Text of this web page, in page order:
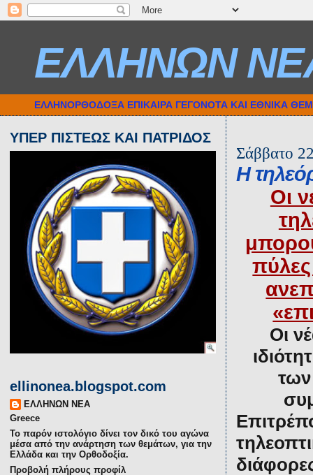
ΕΛΛΗΝΩΝ
ΕΛΛΗΝΟΡΘΟΔΟΞΑ ΕΠΙΚΑΙΡΑ ΓΕΓΟΝΟΤΑ ΚΑΙ ΕΘΝΙΚΑ
Σάββατο
Η
Οι
Οι
ΥΠΕΡ ΠΙΣΤΕΩΣ ΚΑΙ ΠΑΤΡΙΔΟΣ
ellinonea.blogspot.com
ΕΛΛΗΝΩΝ ΝΕΑ
Greece
Το παρόν ιστολόγιο δίνει τον δικό του αγώνα
μέσα από την ανάρτηση των θεμάτων, για την
Ελλάδα και την Ορθοδοξία.
Προβολή πλήρους προφίλ